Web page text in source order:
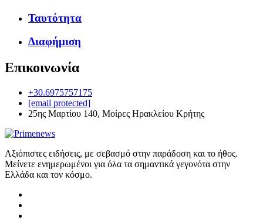
Ταυτότητα
Διαφήμιση
Επικοινωνία
+30.6975757175
[email protected]
25ης Μαρτίου 140, Μοίρες Ηρακλείου Κρήτης
Αξιόπιστες ειδήσεις, με σεβασμό στην παράδοση και το ήθος.
Μείνετε ενημερωμένοι για όλα τα σημαντικά γεγονότα στην
Ελλάδα και τον κόσμο.